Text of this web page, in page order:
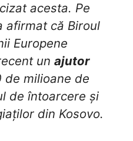
acesta. Pe
afirmat că Biroul
Europene
un ajutor
de milioane de
de întoarcere și
din Kosovo.